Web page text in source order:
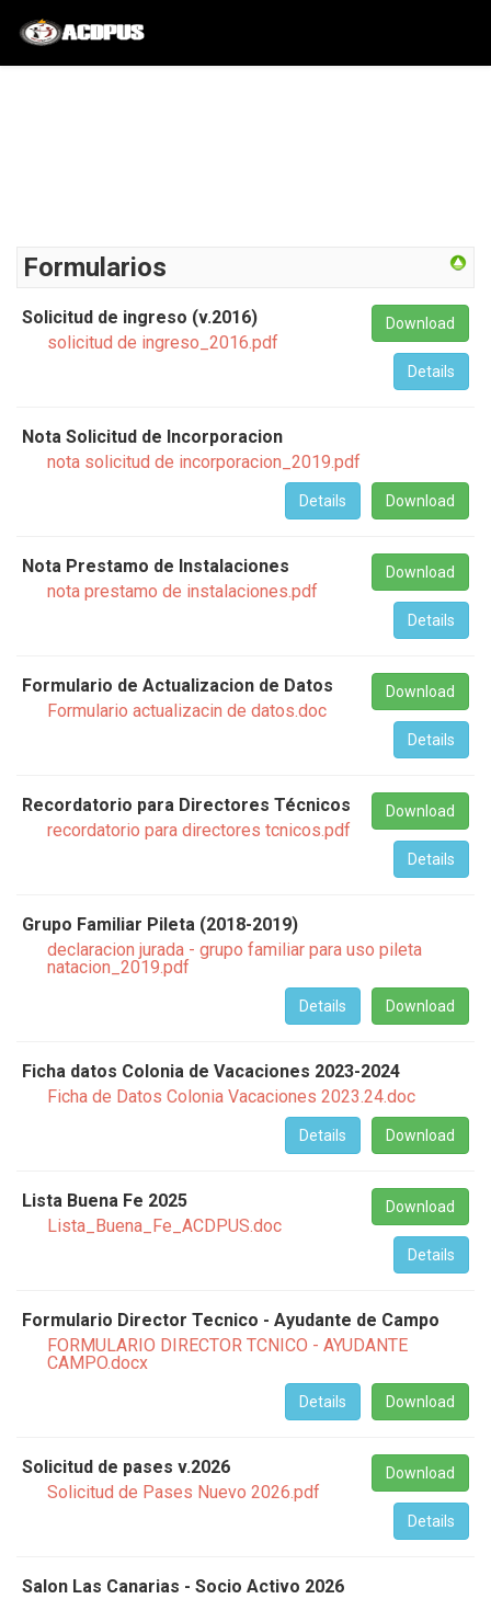
Formularios
Solicitud de ingreso (v.2016)
solicitud de ingreso_2016.pdf
Download
Details
Nota Solicitud de Incorporacion
nota solicitud de incorporacion_2019.pdf
Download
Details
Nota Prestamo de Instalaciones
nota prestamo de instalaciones.pdf
Download
Details
Formulario de Actualizacion de Datos
Formulario actualizacin de datos.doc
Download
Details
Recordatorio para Directores Técnicos
recordatorio para directores tcnicos.pdf
Download
Details
Grupo Familiar Pileta (2018-2019)
declaracion jurada - grupo familiar para uso pileta
natacion_2019.pdf
Download
Details
Ficha datos Colonia de Vacaciones 2023-2024
Ficha de Datos Colonia Vacaciones 2023.24.doc
Download
Details
Lista Buena Fe 2025
Lista_Buena_Fe_ACDPUS.doc
Download
Details
Formulario Director Tecnico - Ayudante de Campo
FORMULARIO DIRECTOR TCNICO - AYUDANTE
CAMPO.docx
Download
Details
Solicitud de pases v.2026
Solicitud de Pases Nuevo 2026.pdf
Download
Details
Salon Las Canarias - Socio Activo 2026